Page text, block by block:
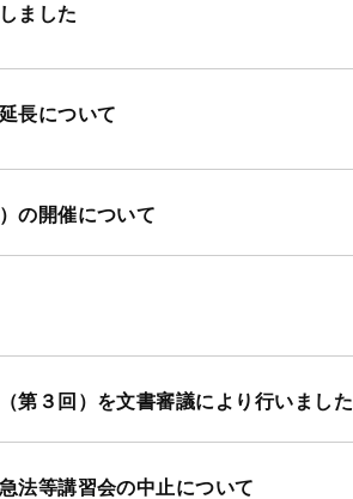
ました
長について
の開催について
第３回）を文書審議により行いました
法等講習会の中止について